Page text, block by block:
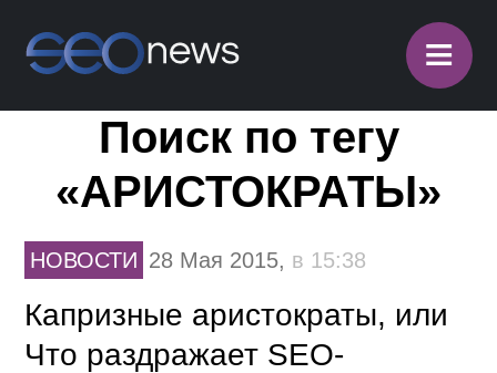
≡
Поиск по тегу
«АРИСТОКРАТЫ»
НОВОСТИ 28 Мая 2015, в 15:38
Капризные аристократы, или
Что раздражает SEO-